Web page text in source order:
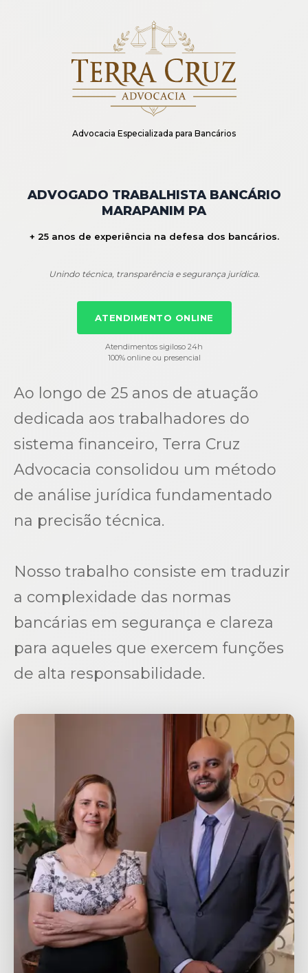
Advocacia Especializada para Bancários
ADVOGADO TRABALHISTA BANCÁRIO
MARAPANIM PA
+ 25 anos de experiência na defesa dos bancários.
Unindo técnica, transparência e segurança jurídica.
ATENDIMENTO ONLINE
Atendimentos sigiloso 24h
100% online ou presencial
Ao longo de 25 anos de atuação
dedicada aos trabalhadores do
sistema financeiro, Terra Cruz
Advocacia consolidou um método
de análise jurídica fundamentado
na precisão técnica.
Nosso trabalho consiste em traduzir
a complexidade das normas
bancárias em segurança e clareza
para aqueles que exercem funções
de alta responsabilidade.